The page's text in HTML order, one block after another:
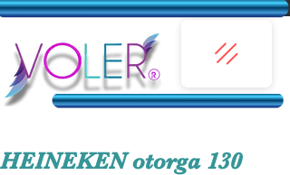
HEINEKEN otorga 130